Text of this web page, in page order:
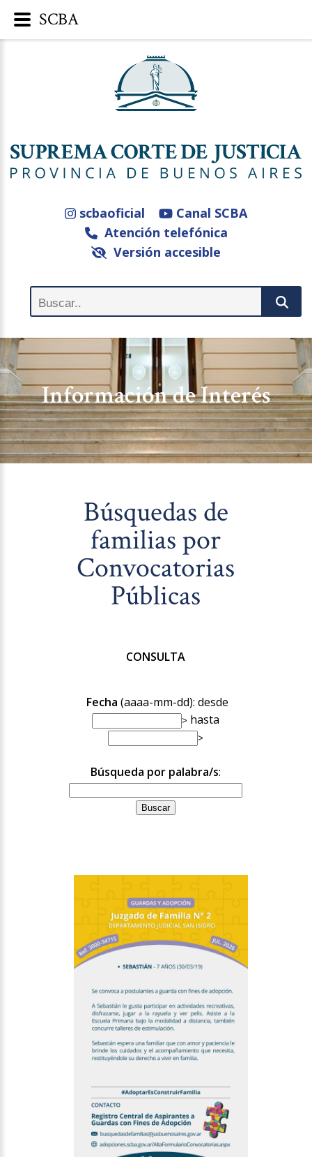
scbaoficial
Canal SCBA
Atención telefónica
Versión accesible
Información de Interés
Búsquedas de
familias por
Convocatorias
Públicas
CONSULTA
Fecha (aaaa-mm-dd): desde
hasta
Búsqueda por palabra/s:
SCBA